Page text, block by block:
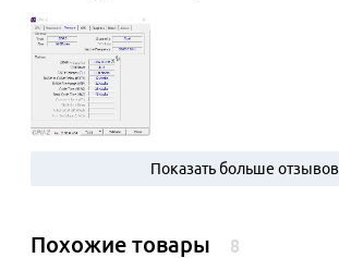
Показать больше отзывов
Похожие товары 8